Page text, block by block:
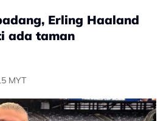
(@Crazymoments01)
Erling Haaland
ada taman
MYT